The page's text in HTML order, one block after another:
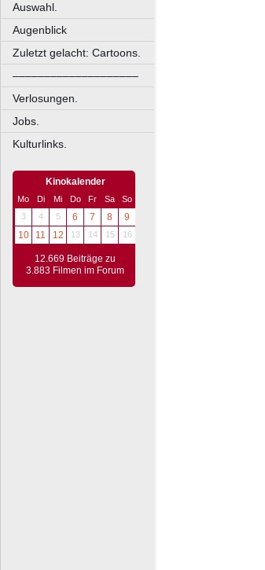
Auswahl.
Augenblick
Zuletzt gelacht: Cartoons.
––––––––––––––––––––
Verlosungen.
Jobs.
Kulturlinks.
Kinokalender
Mo Di Mi Do Fr Sa
So
3
4 5 6 7 8
9
10
11 12 13 14 15 16
12.669 Beiträge zu
3.883 Filmen im Forum